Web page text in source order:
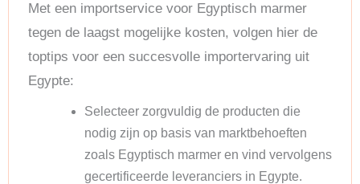
Met een importservice voor Egyptisch marmer
tegen de laagst mogelijke kosten, volgen hier de
toptips voor een succesvolle importervaring uit
Egypte:
Selecteer zorgvuldig de producten die
nodig zijn op basis van marktbehoeften
zoals Egyptisch marmer en vind vervolgens
gecertificeerde leveranciers in Egypte.